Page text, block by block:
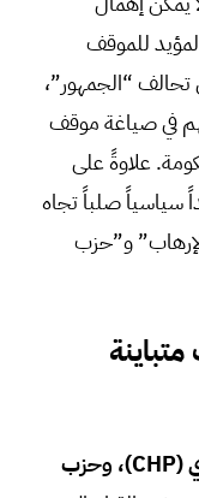
للموقف
تحالف “الجمهور”،
في صياغة موقف
علاوةً على
سياسياً صلباً تجاه
و”حزب
(CHP)
، وحزب